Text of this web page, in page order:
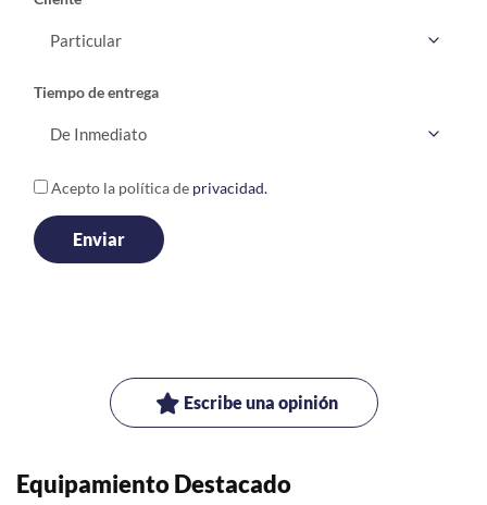
Tiempo de entrega
Acepto la política de privacidad.
Escribe una opinión
Equipamiento Destacado